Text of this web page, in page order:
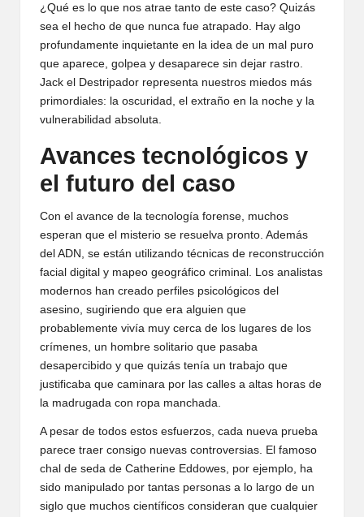
¿Qué es lo que nos atrae tanto de este caso? Quizás
sea el hecho de que nunca fue atrapado. Hay algo
profundamente inquietante en la idea de un mal puro
que aparece, golpea y desaparece sin dejar rastro.
Jack el Destripador representa nuestros miedos más
primordiales: la oscuridad, el extraño en la noche y la
vulnerabilidad absoluta.
Avances tecnológicos y
el futuro del caso
Con el avance de la tecnología forense, muchos
esperan que el misterio se resuelva pronto. Además
del ADN, se están utilizando técnicas de reconstrucción
facial digital y mapeo geográfico criminal. Los analistas
modernos han creado perfiles psicológicos del
asesino, sugiriendo que era alguien que
probablemente vivía muy cerca de los lugares de los
crímenes, un hombre solitario que pasaba
desapercibido y que quizás tenía un trabajo que
justificaba que caminara por las calles a altas horas de
la madrugada con ropa manchada.
A pesar de todos estos esfuerzos, cada nueva prueba
parece traer consigo nuevas controversias. El famoso
chal de seda de Catherine Eddowes, por ejemplo, ha
sido manipulado por tantas personas a lo largo de un
siglo que muchos científicos consideran que cualquier